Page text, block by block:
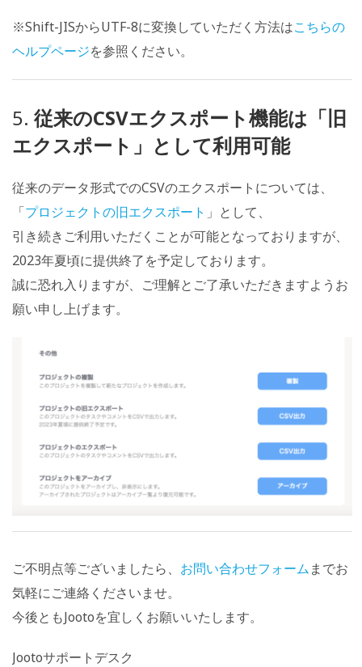
※Shift-JISからUTF-8に変換していただく方法はこちらの
ヘルプページを参照ください。
5. 従来のCSVエクスポート機能は「旧
エクスポート」として利用可能
従来のデータ形式でのCSVのエクスポートについては、
「プロジェクトの旧エクスポート 」として、
引き続きご利用いただくことが可能となっておりますが、
2023年夏頃に提供終了を予定しております。
誠に恐れ入りますが、ご理解とご了承いただきますようお
願い申し上げます。
ご不明点等ございましたら、 お問い合わせフォームまでお
気軽にご連絡くださいませ。
今後ともJootoを宜しくお願いいたします。
Jootoサポートデスク